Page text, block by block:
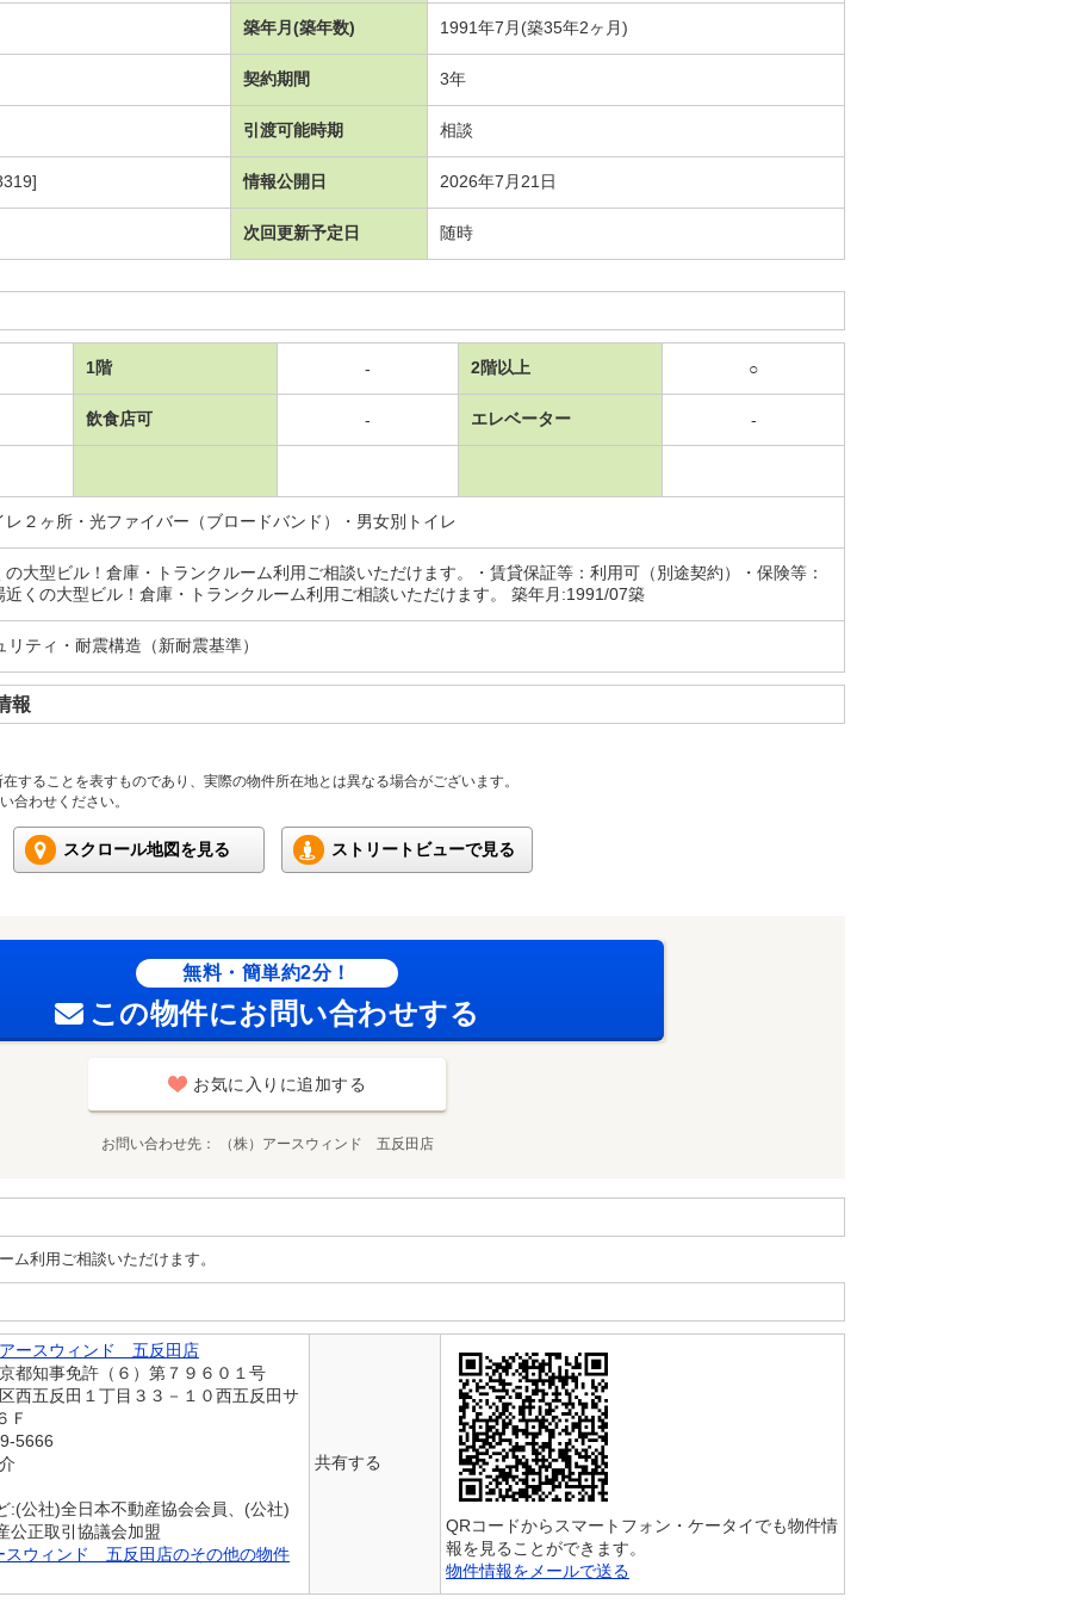
築年月(築年数) 1991年7月(築35年2ヶ月)
契約期間 3年
引渡可能時期 相談
情報公開日 2026年7月21日
次回更新予定日 随時
1階 - 2階以上 ○
飲食店可 - エレベーター -
レ２ヶ所・光ファイバー（ブロードバンド）・男女別トイレ
の大型ビル！倉庫・トランクルーム利用ご相談いただけます。・賃貸保証等：利用可（別途契約）・保険等：
近くの大型ビル！倉庫・トランクルーム利用ご相談いただけます。 築年月:1991/07築
リティ・耐震構造（新耐震基準）
報
することを表すものであり、実際の物件所在地とは異なる場合がございます。
合わせください。
スクロール地図を見る ストリートビューで見る
無料・簡単約2分！
この物件にお問い合わせする
お気に入りに追加する
お問い合わせ先 （株）アースウィンド 五反田店
ム利用ご相談いただけます。
ースウィンド 五反田店
都知事免許（６）第７９６０１号
西五反田１丁目３３－１０西五反田サ
Ｆ
5666
:(公社)全日本不動産協会会員、(公社)
公正取引協議会加盟
スウィンド 五反田店のその他の物件
共有する
QRコードからスマートフォン・ケータイでも物件情
報を見ることができます。
物件情報をメールで送る